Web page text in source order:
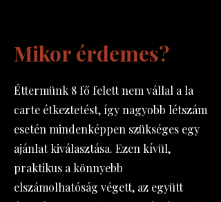
Mikor érdemes?
Éttermünk 8 fő felett nem vállal a la
carte étkeztetést, így nagyobb létszám
esetén mindenképpen szükséges egy
ajánlat kiválasztása. Ezen kívül,
praktikus a könnyebb
elszámolhatóság végett, az együtt